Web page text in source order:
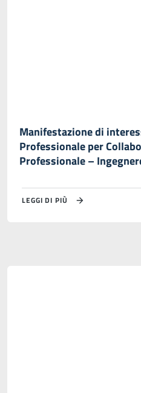
Manifestazione di
Professionale per
Professionale –
LEGGI DI PIÙ